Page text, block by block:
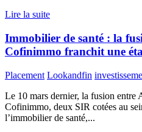
Lire la suite
Immobilier de santé : la
Cofinimmo franchit une
Placement Lookandfin
Le 10 mars dernier, la fusion entre
Cofinimmo, deux SIR cotées au
l’immobilier de santé,...